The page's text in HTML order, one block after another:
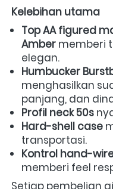
Kelebihan utama
Top AA figured
Amber memberi
elegan.
Humbucker
menghasilkan
panjang, dan
Profil neck 50s
Hard-shell case
transportasi.
Kontrol hand-
memberi feel
Setiap pembelian